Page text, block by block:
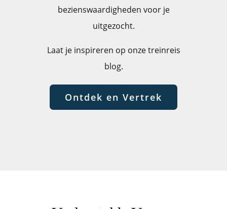
bezienswaardigheden voor je
uitgezocht.
Laat je inspireren op onze treinreis
blog.
Ontdek en Vertrek